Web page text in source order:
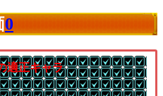
0
適正キャラ